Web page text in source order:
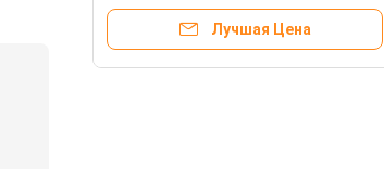
мочальная машина 100 мочинок
в минуту Мощность
Лучшая Цена